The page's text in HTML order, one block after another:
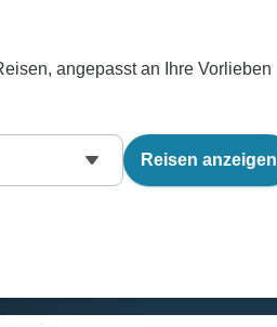
angepasst an Ihre Vorlieben
Reisen anzeigen